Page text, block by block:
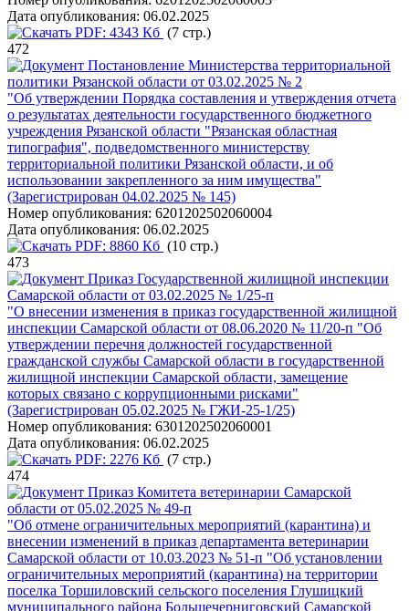
Дата опубликования: 06.02.2025
PDF: 4343 Кб (7 стр.)
472
Постановление Министерства территориальной
политики Рязанской области от 03.02.2025 № 2
"Об утверждении Порядка составления и утверждения отчета
о результатах деятельности государственного бюджетного
учреждения Рязанской области "Рязанская областная
типография", подведомственного министерству
территориальной политики Рязанской области, и об
использовании закрепленного за ним имущества"
(Зарегистрирован 04.02.2025 № 145)
Номер опубликования: 6201202502060004
Дата опубликования: 06.02.2025
PDF: 8860 Кб (10 стр.)
473
Приказ Государственной жилищной инспекции
Самарской области от 03.02.2025 № 1/25-п
"О внесении изменения в приказ государственной жилищной
инспекции Самарской области от 08.06.2020 № 11/20-п "Об
утверждении перечня должностей государственной
гражданской службы Самарской области в государственной
жилищной инспекции Самарской области, замещение
которых связано с коррупционными рисками"
(Зарегистрирован 05.02.2025 № ГЖИ-25-1/25)
Номер опубликования: 6301202502060001
Дата опубликования: 06.02.2025
PDF: 2276 Кб (7 стр.)
474
Приказ Комитета ветеринарии Самарской
области от 05.02.2025 № 49-п
"Об отмене ограничительных мероприятий (карантина) и
внесении изменений в приказ департамента ветеринарии
Самарской области от 10.03.2023 № 51-п "Об установлении
ограничительных мероприятий (карантина) на территории
поселка Торшиловский сельского поселения Глушицкий
муниципального района Большечерниговский Самарской